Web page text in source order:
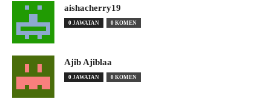
aishacherry19
0 JAWATAN 0 KOMEN
Ajib Ajiblaa
0 JAWATAN 0 KOMEN